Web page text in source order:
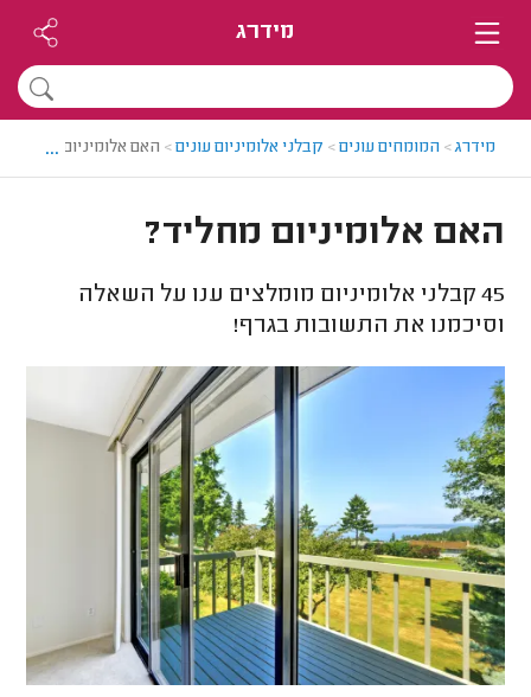
מידרג
מידרג> המומחים עונים> קבלני אלומיניום עונים> האם אלומיניום מחליד?
...
האם אלומיניום מחליד?
45 קבלני אלומיניום מומלצים ענו על השאלה
וסיכמנו את התשובות בגרף!